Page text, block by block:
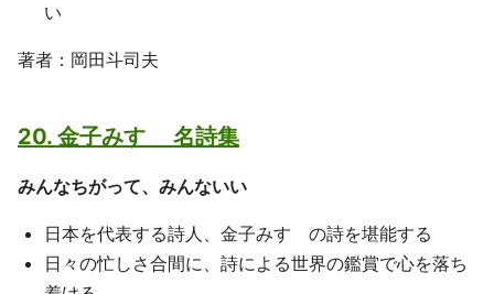
い
著者：岡田斗司夫
20. 金子みすゞ 名詩集
みんなちがって、みんないい
日本を代表する詩人、金子みすゞの詩を堪能する
日々の忙しさ合間に、詩による世界の鑑賞で心を落ち